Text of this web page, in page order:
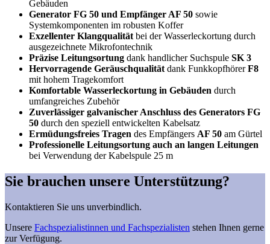
Gebäuden
Generator FG 50 und Empfänger AF 50 sowie
Systemkomponenten im robusten Koffer
Exzellenter Klangqualität bei der Wasserleckortung durch
ausgezeichnete Mikrofontechnik
Präzise Leitungsortung dank handlicher Suchspule SK 3
Hervorragende Geräuschqualität dank FunkkopfhörerF8
mit hohem Tragekomfort
Komfortable Wasserleckortung in Gebäuden durch
umfangreiches Zubehör
Zuverlässiger galvanischer Anschluss des Generators FG
50 durch den speziell entwickelten Kabelsatz
Ermüdungsfreies Tragen des Empfängers AF 50 am Gürtel
Professionelle Leitungsortung auch an langen Leitungen
bei Verwendung der Kabelspule 25 m
Sie brauchen unsere Unterstützung?
Kontaktieren Sie uns unverbindlich.
Unsere Fachspezialistinnen und Fachspezialisten stehen Ihnen gerne
zur Verfügung.